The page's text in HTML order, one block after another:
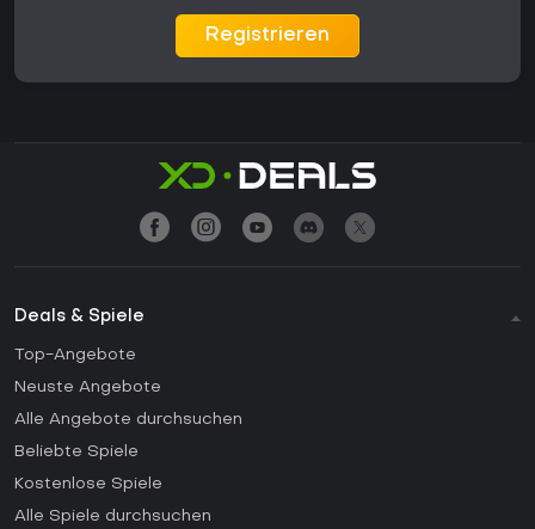
Registrieren
Deals & Spiele
Top-Angebote
Neuste Angebote
Alle Angebote durchsuchen
Beliebte Spiele
Kostenlose Spiele
Alle Spiele durchsuchen